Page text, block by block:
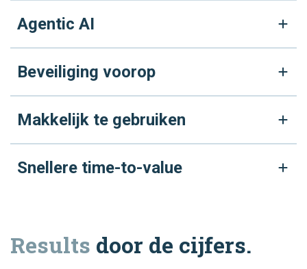
Agentic AI
Beveiliging voorop
Makkelijk te gebruiken
Snellere time-to-value
Results door de cijfers.